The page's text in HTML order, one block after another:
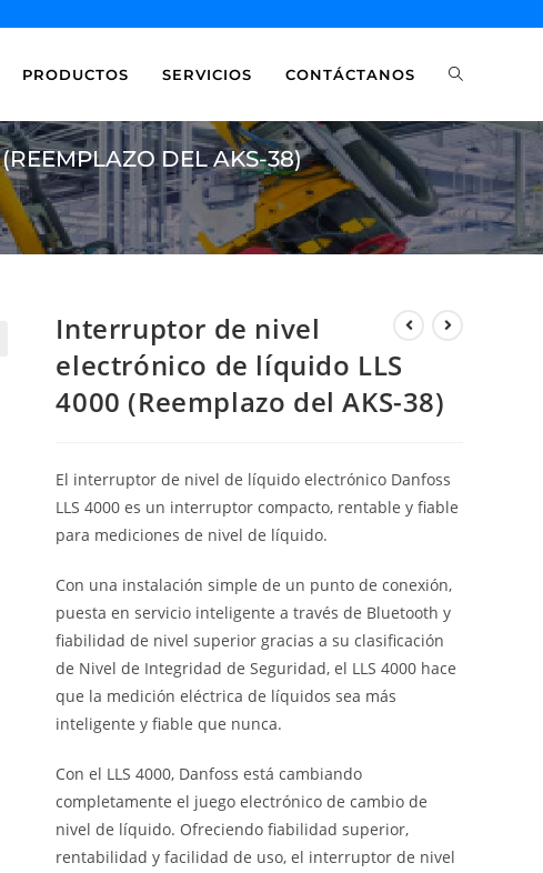
PRODUCTOS SERVICIOS CONTÁCTANOS
DEL AKS-38)
Interruptor de nivel
electrónico de líquido LLS
4000 (Reemplazo del AKS-38)
El interruptor de nivel de líquido electrónico Danfoss
LLS 4000 es un interruptor compacto, rentable y fiable
para mediciones de nivel de líquido.
Con una instalación simple de un punto de conexión,
puesta en servicio inteligente a través de Bluetooth y
fiabilidad de nivel superior gracias a su clasificación
de Nivel de Integridad de Seguridad, el LLS 4000 hace
que la medición eléctrica de líquidos sea más
inteligente y fiable que nunca.
Con el LLS 4000, Danfoss está cambiando
completamente el juego electrónico de cambio de
nivel de líquido. Ofreciendo fiabilidad superior,
rentabilidad y facilidad de uso, el interruptor de nivel